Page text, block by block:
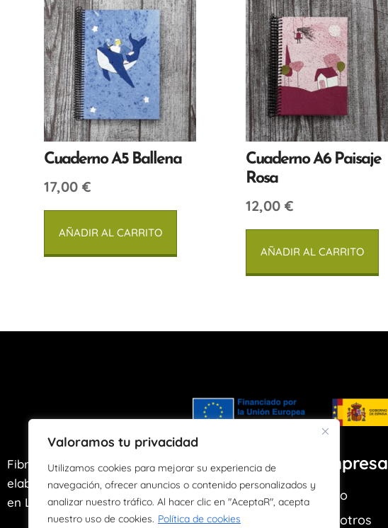
Valoramos tu privacidad
Utilizamos cookies para mejorar su experiencia de
navegación, ofrecer anuncios o contenido personalizados y
analizar nuestro tráfico. Al hacer clic en "AceptaR", acepta
nuestro uso de cookies. Política de cookies
Cuaderno A5 Ballena
17,00 €
AÑADIR AL CARRITO
Cuaderno A6 Paisaje
Rosa
12,00 €
AÑADIR AL CARRITO
Fibras de Agua es un taller artesano de
elaboración y transformación de papel ubicado
en Llanes, Asturias desde el año 2004.
Empresa
Inicio
Nosotros